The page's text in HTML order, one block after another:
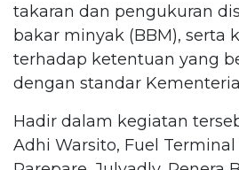
takaran dan pengukuran
bakar minyak (BBM), serta
terhadap ketentuan yang
dengan standar
Hadir dalam kegiatan
Adhi Warsito, Fuel